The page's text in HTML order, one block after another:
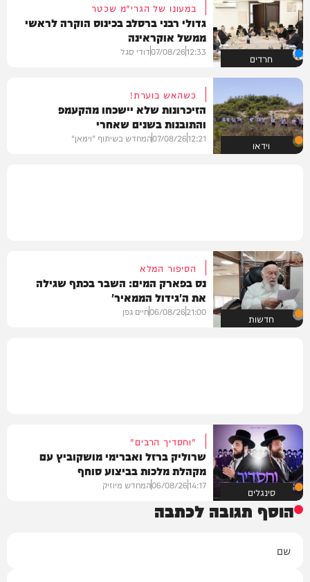
חרדים
במעונו של הגרי"מ שכטר
גדולי רבני ברסלב בכינוס הוקרה לראשי
ממשל אוקראינה
12:33
07/08/26דודי סגל
וידאו
כשהאש בוערת!
הזיכרונות שלא יישכחו מהקעמפ
והתובנות בשנים שאחרי
12:21
07/08/26המחדש בשיתוף "וימאן"
חדשות
הסיפור המלא
נס בפארק המים: השבר בכתף שגילה
את ה'גידול הממאיר'
21:00
06/08/26חיים גפן
סינגלים
"וחסדיך הרבים"
שרוליק ברזל ואברימי מושקוביץ עם
מקהלת מלכות בביצוע סוחף
14:17
06/08/26המחדש מיוזיק
הוסף תגובה לכתבה